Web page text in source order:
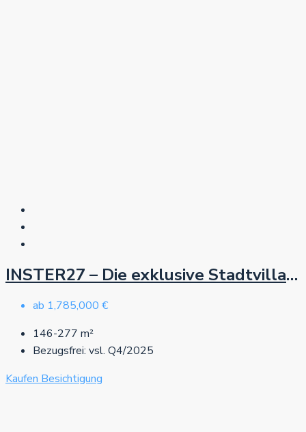
INSTER27 – Die exklusive Stadtvilla im Charlottenburger Westend in Berlin
ab 1,785,000 €
146-277 m²
Bezugsfrei: vsl. Q4/2025
Kaufen Besichtigung